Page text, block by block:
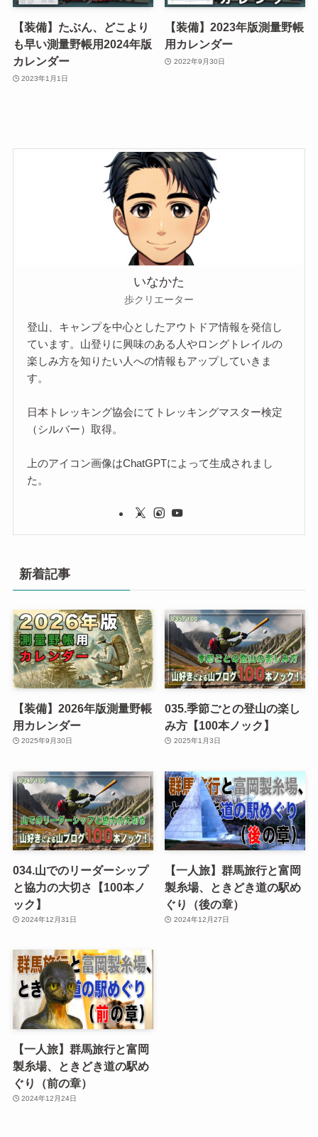
【装備】たぶん、どこより
も早い測量野帳用2024年版
カレンダー
2023年1月1日
【装備】2023年版測量野帳
用カレンダー
2022年9月30日
いなかた
歩クリエーター
登山、キャンプを中心としたアウトドア情報を発信し
ています。山登りに興味のある人やロングトレイルの
楽しみ方を知りたい人への情報もアップしていきま
す。
日本トレッキング協会にてトレッキングマスター検定
（シルバー）取得。
上のアイコン画像はChatGPTによって生成されまし
た。
新着記事
【装備】2026年版測量野帳
用カレンダー
2025年9月30日
035.季節ごとの登山の楽し
み方【100本ノック】
2025年1月3日
034.山でのリーダーシップ
と協力の大切さ【100本ノ
ック】
2024年12月31日
【一人旅】群馬旅行と富岡
製糸場、ときどき道の駅め
ぐり（後の章）
2024年12月27日
【一人旅】群馬旅行と富岡
製糸場、ときどき道の駅め
ぐり（前の章）
2024年12月24日